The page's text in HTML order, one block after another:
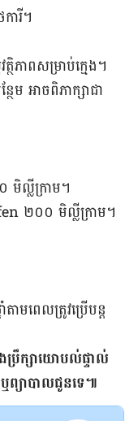
ារី។
ភាព​សម្រាប់​ក្មេង។
ម ​អាច​ពិភាក្សា​ជា​
ល្លីក្រាម។
២០០ មិល្លីក្រាម។
តាម​ពេល​​ត្រូវ​ប្រើ​បន្ត​
រឹក្សា​យោបល់​ផ្ទាល់​
ព្យាបាល​ជូន​ទេ៕